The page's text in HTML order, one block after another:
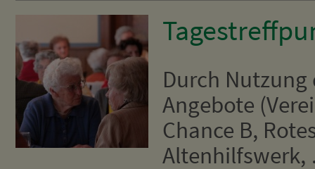
Durch
Angebote
Chance B,